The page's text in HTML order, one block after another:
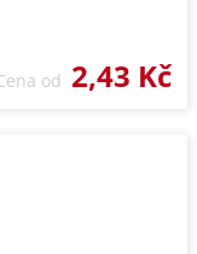
od 2,43 Kč